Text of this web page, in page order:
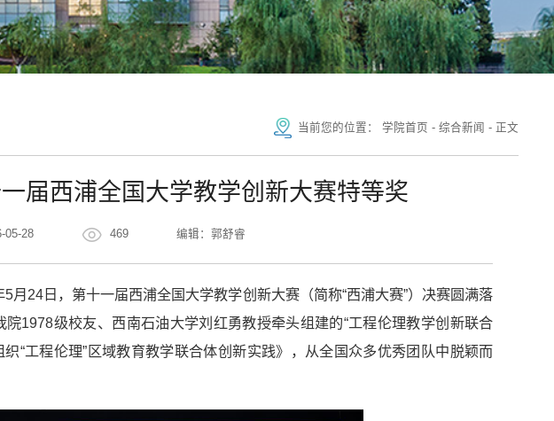
当前您的位置： 学院首页 - 综合新闻 - 正文
届西浦全国大学教学创新大赛特等奖
05-28 469 编辑：郭舒睿
月24日，第十一届西浦全国大学教学创新大赛（简称“西浦大赛”）决赛圆满落
1978级校友、西南石油大学刘红勇教授牵头组建的“工程伦理教学创新联合
“工程伦理”区域教育教学联合体创新实践》，从全国众多优秀团队中脱颖而